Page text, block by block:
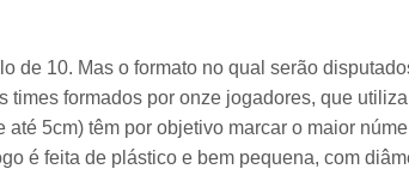
de 10. Mas o formato no qual serão
times formados por onze jogadores, que
5cm) têm por objetivo marcar o maior
é feita de plástico e bem pequena, com